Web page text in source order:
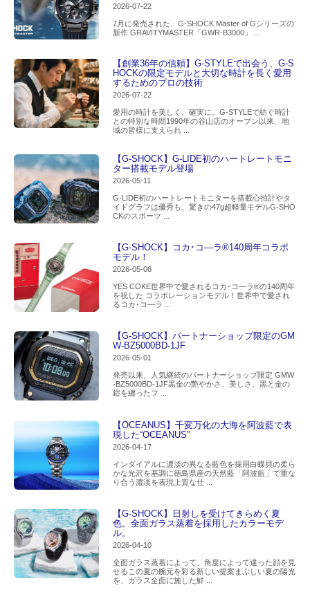
2026-07-22
7月に発売された、G-SHOCK Master of Gシリーズの
新作 GRAVITYMASTER「GWR-B3000」 ...
【創業36年の信頼】G-STYLEで出会う、G-S
HOCKの限定モデルと大切な時計を長く愛用
するためのプロの技術
2026-07-22
愛用の時計を美しく、確実に。G-STYLEで紡ぐ時計
との特別な時間1990年の谷山店のオープン以来、地
域の皆様に支えられ ...
【G-SHOCK】G-LIDE初のハートレートモニ
ター搭載モデル登場
2026-05-11
G-LIDE初のハートレートモニターを搭載心拍計やタ
イドグラフは優秀も、驚きの47g超軽量モデルG-SHO
CKのスポーツ ...
【G-SHOCK】コカ･コ―ラ®140周年コラボ
モデル！
2026-05-06
YES COKE世界中で愛されるコカ･コ―ラ®の140周年
を祝した コラボレーションモデル！世界中で愛され
るコカ･コ―ラ ...
【G-SHOCK】パートナーショップ限定のGM
W-BZ5000BD-1JF
2026-05-01
発売以来、人気継続のパートナーショップ限定 GMW
-BZ5000BD-1JF黒金の艶やかさ、美しさ。黒と金の
鎧を纏ったフ ...
【OCEANUS】千変万化の大海を阿波藍で表
現した“OCEANUS”
2026-04-17
インダイアルに濃淡の異なる藍色を採用白蝶貝の柔ら
かな光沢を基調に徳島県産の天然藍「阿波藍」で重な
り合う濃淡を表現上質な仕 ...
【G-SHOCK】日射しを受けてきらめく夏
色。全面ガラス蒸着を採用したカラーモデ
ル。
2026-04-10
全面ガラス蒸着によって、角度によって違った顔を見
せるこの夏の腕元を彩る新しい提案まぶしい夏の陽光
を、ガラス全面に施した鮮 ...